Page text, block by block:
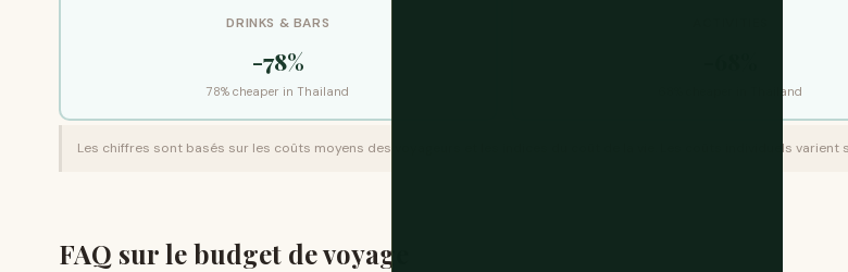
DRINKS & BARS
-78%
78% cheaper in Thailand 68% cheaper in Thailand
Les chiffres sont basés sur les coûts moyens des voyageurs et les indices du coût de la vie. Les coûts individuels varient
FAQ sur le budget de voyage